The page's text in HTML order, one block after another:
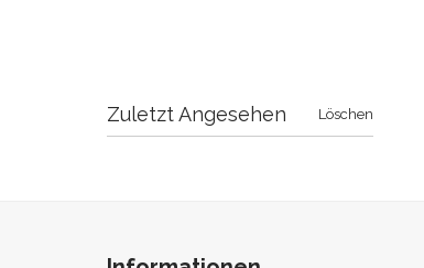
Zuletzt Angesehen Löschen